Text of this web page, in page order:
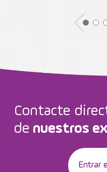
Contacte
de nuestros
Entrar